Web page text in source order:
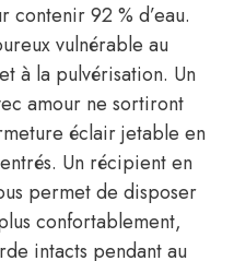
contenir 92 % d’eau.
vulnérable au
à la pulvérisation. Un
amour ne sortiront
éclair jetable en
Un récipient en
permet de disposer
confortablement,
intacts pendant au